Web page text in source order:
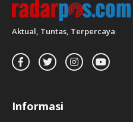
Aktual, Tuntas, Terpercaya
Informasi